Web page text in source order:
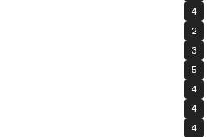
4
2
3
5
4
4
4